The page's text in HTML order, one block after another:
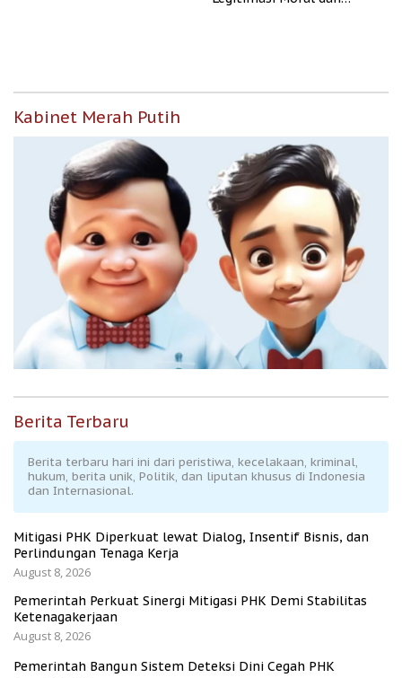
Kabinet Merah Putih
Berita Terbaru
Berita terbaru hari ini dari peristiwa, kecelakaan, kriminal,
hukum, berita unik, Politik, dan liputan khusus di Indonesia
dan Internasional.
Mitigasi PHK Diperkuat lewat Dialog, Insentif Bisnis, dan
Perlindungan Tenaga Kerja
August 8, 2026
Pemerintah Perkuat Sinergi Mitigasi PHK Demi Stabilitas
Ketenagakerjaan
August 8, 2026
Pemerintah Bangun Sistem Deteksi Dini Cegah PHK